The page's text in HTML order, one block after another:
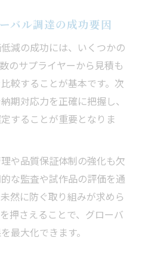
バル調達の成功要因
減の成功には、いくつかの
のサプライヤーから見積も
較することが基本です。次
期対応力を正確に把握し、
することが重要となりま
や品質保証体制の強化も欠
な監査や試作品の評価を通
然に防ぐ取り組みが求めら
押さえることで、グローバ
最大化できます。